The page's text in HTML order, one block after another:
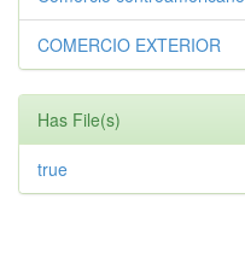
COMERCIO EXTERIOR
Has File(s)
true